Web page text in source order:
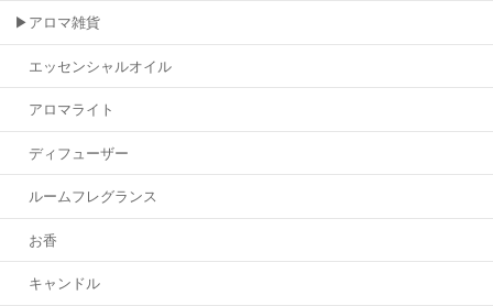
▶アロマ雑貨
エッセンシャルオイル
アロマライト
ディフューザー
ルームフレグランス
お香
キャンドル